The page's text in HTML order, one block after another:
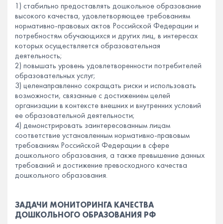
1) стабильно предоставлять дошкольное образование
высокого качества, удовлетворяющее требованиям
нормативно-правовых актов Российской Федерации и
потребностям обучающихся и других лиц, в интересах
которых осуществляется образовательная
деятельность;
2) повышать уровень удовлетворенности потребителей
образовательных услуг;
3) целенаправленно сокращать риски и использовать
возможности, связанные с достижением целей
организации в контексте внешних и внутренних условий
ее образовательной деятельности;
4) демонстрировать заинтересованным лицам
соответствие установленным нормативно-правовым
требованиям Российской Федерации в сфере
дошкольного образования, а также превышение данных
требований и достижение превосходного качества
дошкольного образования.
ЗАДАЧИ МОНИТОРИНГА КАЧЕСТВА
ДОШКОЛЬНОГО ОБРАЗОВАНИЯ РФ